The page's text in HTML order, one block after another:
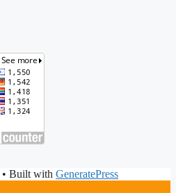
• Built with GeneratePress